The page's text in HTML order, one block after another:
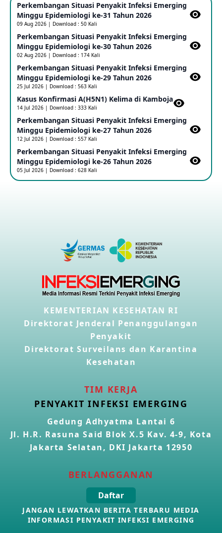
25 May 2026
Update Informasi PHEIC Penyakit Ebola
23 May 2026
Penetapan Outbreak Penyakit Ebola di RD Kongo dan
Uganda Sebagai PHEIC
17 May 2026
Outbreak Penyakti Ebola di RD Kongo
16 May 2026
Kasus Konfirmasi A(H5NN6) di Cina
Penyakit virus Hanta di Kapal Pesiar Keberangkatan
Argentina
Penyakit Meningokokus di Vietnam
28 Apr 2026
Kasus Konfirmasi Avian Influenza A(H5N1) Keempat di
Kamboja
Informasi Penyakit POH VAU yang berkaitan dengan
21 Apr 2026
Kasus Konfirmasi Avian Influenza A(H9N2) di Italia
26 Mar 2026
Kasus Penyakit Meningokokus di Inggris
Kasus Konfirmasi Avian Influenza A(H5N1) di Kamboja
Perkembangan Situasi Penyakit Infeksi Emerging
Minggu Epidemiologi ke-31 Tahun 2026
09 Aug 2026 | Download : 50 Kali
Perkembangan Situasi Penyakit Infeksi Emerging
Minggu Epidemiologi ke-30 Tahun 2026
02 Aug 2026 | Download : 174 Kali
Perkembangan Situasi Penyakit Infeksi Emerging
Minggu Epidemiologi ke-29 Tahun 2026
25 Jul 2026 | Download : 563 Kali
Kasus Konfirmasi A(H5N1) Kelima di Kamboja​
14 Jul 2026 | Download : 333 Kali
Perkembangan Situasi Penyakit Infeksi Emerging
Minggu Epidemiologi ke-27 Tahun 2026
12 Jul 2026 | Download : 557 Kali
Perkembangan Situasi Penyakit Infeksi Emerging
Minggu Epidemiologi ke-26 Tahun 2026
05 Jul 2026 | Download : 628 Kali
KEMENTERIAN KESEHATAN RI
Direktorat Jenderal Penanggulangan
Penyakit
Direktorat Surveilans dan Karantina
Kesehatan
TIM KERJA
PENYAKIT INFEKSI EMERGING
Gedung Adhyatma Lantai 6
Jl. H.R. Rasuna Said Blok X.5 Kav. 4-9, Kota
Jakarta Selatan, DKI Jakarta 12950
BERLANGGANAN
Daftar
JANGAN LEWATKAN BERITA TERBARU MEDIA
INFORMASI PENYAKIT INFEKSI EMERGING